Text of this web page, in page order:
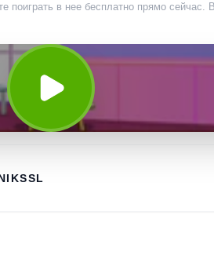
в нее бесплатно прямо сейчас.